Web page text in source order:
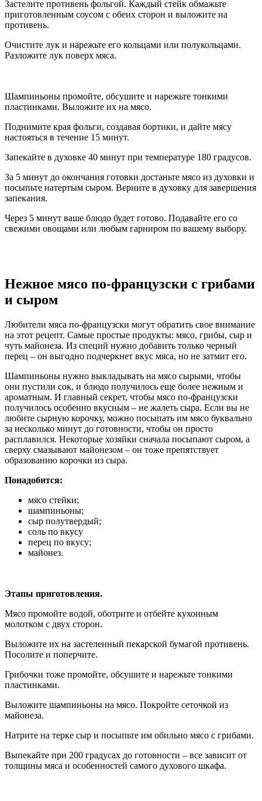
Застелите противень фольгой. Каждый стейк обмажьте
приготовленным соусом с обеих сторон и выложите на
противень.
Очистите лук и нарежьте его кольцами или полукольцами.
Разложите лук поверх мяса.
Шампиньоны промойте, обсушите и нарежьте тонкими
пластинками. Выложите их на мясо.
Поднимите края фольги, создавая бортики, и дайте мясу
настояться в течение 15 минут.
Запекайте в духовке 40 минут при температуре 180 градусов.
За 5 минут до окончания готовки достаньте мясо из духовки и
посыпьте натертым сыром. Верните в духовку для завершения
запекания.
Через 5 минут ваше блюдо будет готово. Подавайте его со
свежими овощами или любым гарниром по вашему выбору.
Нежное мясо по-французски с грибами
и сыром
Любители мяса по-французски могут обратить свое внимание
на этот рецепт. Самые простые продукты: мясо, грибы, сыр и
чуть майонеза. Из специй нужно добавить только черный
перец – он выгодно подчеркнет вкус мяса, но не затмит его.
Шампиньоны нужно выкладывать на мясо сырыми, чтобы
они пустили сок, и блюдо получилось еще более нежным и
ароматным. И главный секрет, чтобы мясо по-французски
получилось особенно вкусным – не жалеть сыра. Если вы не
любите сырную корочку, можно посыпать им мясо буквально
за несколько минут до готовности, чтобы он просто
расплавился. Некоторые хозяйки сначала посыпают сыром, а
сверху смазывают майонезом – он тоже препятствует
образованию корочки из сыра.
Понадобится:
мясо стейки;
шампиньоны;
сыр полутвердый;
соль по вкусу
перец по вкусу;
майонез.
Этапы приготовления.
Мясо промойте водой, оботрите и отбейте кухонным
молотком с двух сторон.
Выложите их на застеленный пекарской бумагой противень.
Посолите и поперчите.
Грибочки тоже промойте, обсушите и нарежьте тонкими
пластинками.
Выложите шампиньоны на мясо. Покройте сеточкой из
майонеза.
Натрите на терке сыр и посыпьте им обильно мясо с грибами.
Выпекайте при 200 градусах до готовности – все зависит от
толщины мяса и особенностей самого духового шкафа.